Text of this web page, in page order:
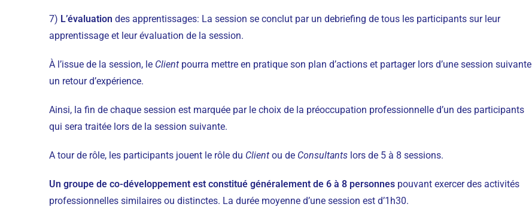
7) L’évaluation des apprentissages: La session se conclut par un debriefing de tous les participants sur leur
apprentissage et leur évaluation de la session.
À l’issue de la session, le Client pourra mettre en pratique son plan d’actions et partager lors d’une session suivante
un retour d’expérience.
Ainsi, la fin de chaque session est marquée par le choix de la préoccupation professionnelle d’un des participants
qui sera traitée lors de la session suivante.
A tour de rôle, les participants jouent le rôle du Client ou de Consultants lors de 5 à 8 sessions.
Un groupe de co-développement est constitué généralement de 6 à 8 personnes pouvant exercer des activités
professionnelles similaires ou distinctes. La durée moyenne d’une session est d’1h30.